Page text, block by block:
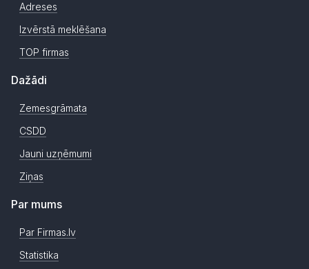
Adreses
Izvērstā meklēšana
TOP firmas
Dažādi
Zemesgrāmata
CSDD
Jauni uzņēmumi
Ziņas
Par mums
Par Firmas.lv
Statistika